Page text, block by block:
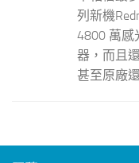
列新機
4800 萬感
器，而且
甚至原廠還